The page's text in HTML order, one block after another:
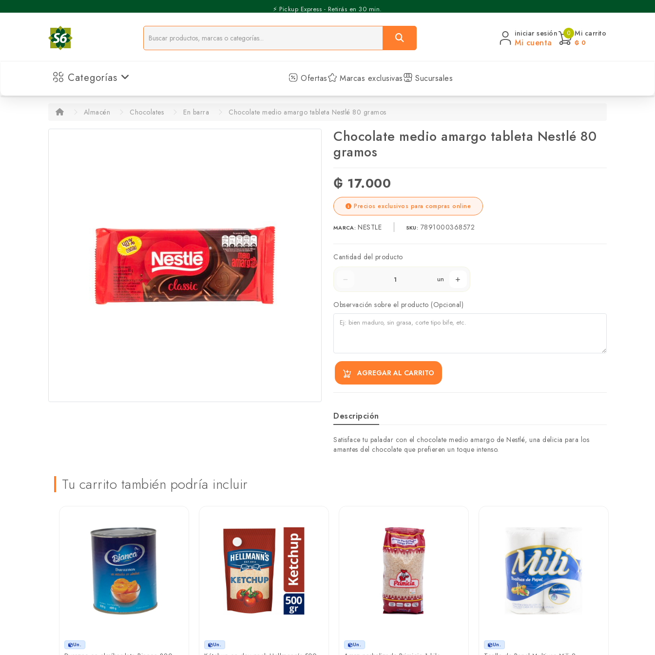
⚡️ Pickup Express - Retirás en 30 min.
iniciar sesión
Mi cuenta
0 Mi carrito
₲ 0
Categorías Ofertas Marcas exclusivas Sucursales
Almacén Chocolates En barra Chocolate medio amargo tableta Nestlé 80 gramos
Chocolate medio amargo tableta Nestlé 80
gramos
₲ 17.000
Precios exclusivos para compras online
MARCA: NESTLE SKU: 7891000368572
Cantidad del producto
un
Observación sobre el producto (Opcional)
AGREGAR AL CARRITO
Descripción
Satisface tu paladar con el chocolate medio amargo de Nestlé, una delicia para los
amantes del chocolate que prefieren un toque intenso.
Tu carrito también podría incluir
Un. Un. Un. Un.